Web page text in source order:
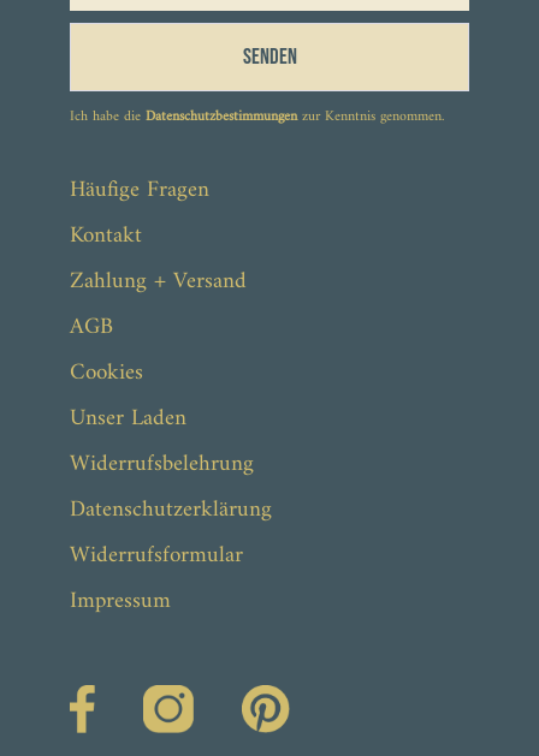
Senden
Ich habe dieDatenschutzbestimmungenzur Kenntnis genommen.
Häufige Fragen
Kontakt
Zahlung + Versand
AGB
Cookies
Unser Laden
Widerrufsbelehrung
Datenschutzerklärung
Widerrufsformular
Impressum